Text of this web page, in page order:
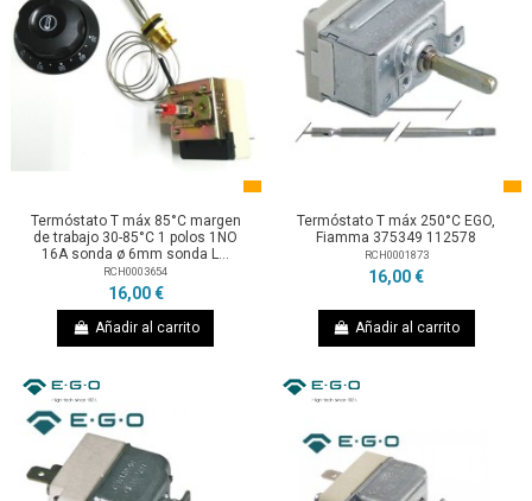
Termóstato T máx 85°C margen
de trabajo 30-85°C 1 polos 1NO
16A sonda ø 6mm sonda L...
RCH0003654
16,00 €
Añadir al carrito
Termóstato T máx 250°C EGO,
Fiamma 375349 112578
RCH0001873
16,00 €
Añadir al carrito